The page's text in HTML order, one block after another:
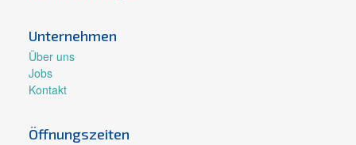
Unternehmen
Über uns
Jobs
Kontakt
Öffnungszeiten